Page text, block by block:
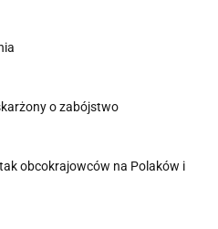
o zabójstwo
obcokrajowców na Polaków i